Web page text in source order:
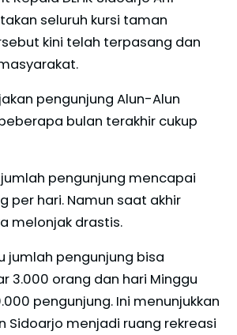
seluruh kursi taman
kini telah terpasang dan
pengunjung Alun-Alun
bulan terakhir cukup
pengunjung mencapai
per hari. Namun saat akhir
melonjak drastis.
jumlah pengunjung bisa
3.000 orang dan hari Minggu
pengunjung. Ini menunjukkan
Sidoarjo menjadi ruang rekreasi